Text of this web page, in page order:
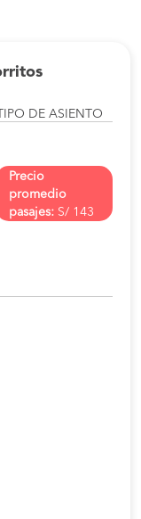
DE ASIENTO
Precio
promedio
pasajes:S/ 143